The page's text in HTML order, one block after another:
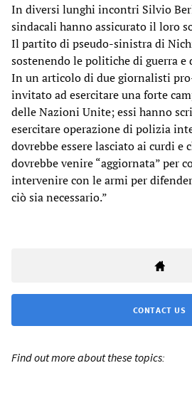
In diversi lunghi incontri Silvio
sindacali hanno assicurato il loro
Il partito di pseudo-sinistra di
sostenendo le politiche di guerra e
In un articolo di due giornalisti
invitato ad esercitare una forte
delle Nazioni Unite; essi hanno
esercitare operazione di polizia
dovrebbe essere lasciato ai curdi e
dovrebbe venire “aggiornata” per
intervenire con le armi per
ciò sia necessario.”
CONTACT US
Find out more about these topics: